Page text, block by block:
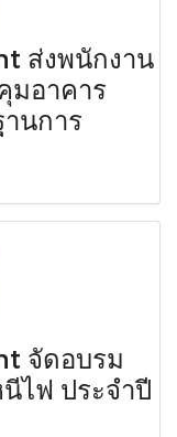
ส่งพนักงาน
มอาคาร
นการ
จัดอบรม
ไฟ ประจำปี